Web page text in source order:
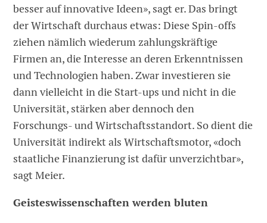
besser auf innovative Ideen», sagt er. Das bringt
der Wirtschaft durchaus etwas: Diese Spin-offs
ziehen nämlich wiederum zahlungskräftige
Firmen an, die Interesse an deren Erkenntnissen
und Technologien haben. Zwar investieren sie
dann vielleicht in die Start-ups und nicht in die
Universität, stärken aber dennoch den
Forschungs- und Wirtschaftsstandort. So dient die
Universität indirekt als Wirtschaftsmotor, «doch
staatliche Finanzierung ist dafür unverzichtbar»,
sagt Meier.
Geisteswissenschaften werden bluten